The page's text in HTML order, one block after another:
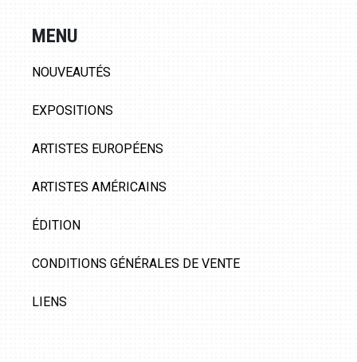
MENU
NOUVEAUTÉS
EXPOSITIONS
ARTISTES EUROPÉENS
ARTISTES AMÉRICAINS
ÉDITION
CONDITIONS GÉNÉRALES DE VENTE
LIENS